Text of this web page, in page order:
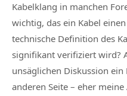
Kabelklang in manchen
wichtig, das ein Kabel
technische Definition des
signifikant verifiziert wird?
unsäglichen Diskussion
anderen Seite – eher